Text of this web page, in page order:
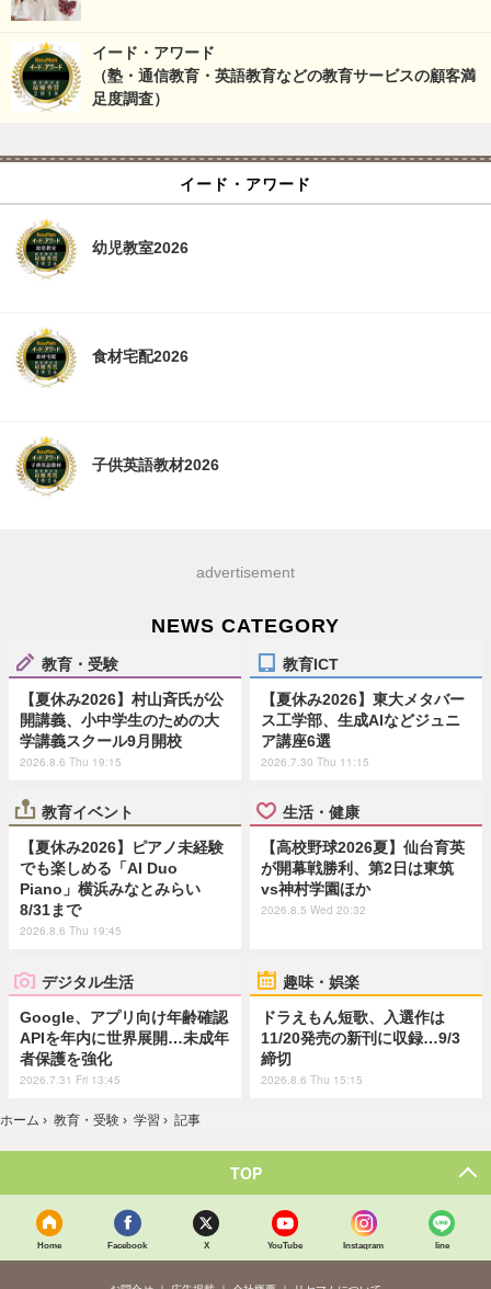
イード・アワード
（塾・通信教育・英語教育などの教育サービスの顧客満
足度調査）
イード・アワード
幼児教室2026
食材宅配2026
子供英語教材2026
advertisement
NEWS CATEGORY
教育・受験
【夏休み2026】村山斉氏が公
開講義、小中学生のための大
学講義スクール9月開校
2026.8.6 Thu 19:15
教育ICT
【夏休み2026】東大メタバー
ス工学部、生成AIなどジュニ
ア講座6選
2026.7.30 Thu 11:15
教育イベント
【夏休み2026】ピアノ未経験
でも楽しめる「AI Duo
Piano」横浜みなとみらい
8/31まで
2026.8.6 Thu 19:45
生活・健康
【高校野球2026夏】仙台育英
が開幕戦勝利、第2日は東筑
vs神村学園ほか
2026.8.5 Wed 20:32
デジタル生活
Google、アプリ向け年齢確認
APIを年内に世界展開…未成年
者保護を強化
2026.7.31 Fri 13:45
趣味・娯楽
ドラえもん短歌、入選作は
11/20発売の新刊に収録…9/3
締切
2026.8.6 Thu 15:15
ホーム › 教育・受験 › 学習 › 記事
TOP
Home Facebook X YouTube Instagram line